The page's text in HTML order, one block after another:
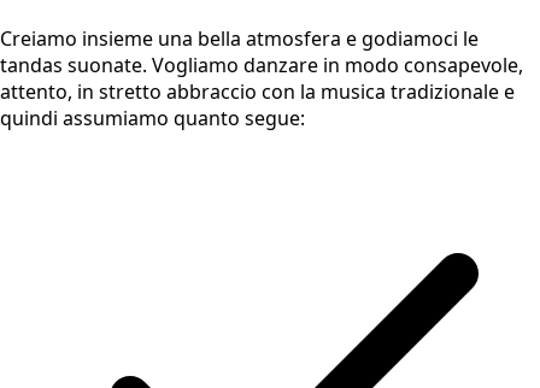
Creiamo insieme una bella atmosfera e godiamoci le
tandas suonate. Vogliamo danzare in modo consapevole,
attento, in stretto abbraccio con la musica tradizionale e
quindi assumiamo quanto segue: